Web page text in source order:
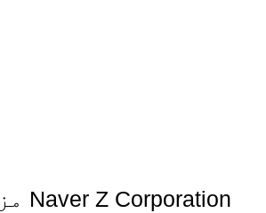
مزید منجانب Naver Z Corporation